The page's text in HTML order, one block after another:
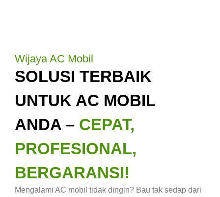
Wijaya AC Mobil
SOLUSI TERBAIK
UNTUK AC MOBIL
ANDA – CEPAT,
PROFESIONAL,
BERGARANSI!
Mengalami AC mobil tidak dingin? Bau tak sedap dari